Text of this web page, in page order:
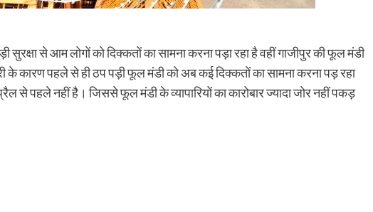
से आम लोगों को दिक्कतों का सामना करना पड़ा रहा है वहीं गाजीपुर की फूल मंडी
के कारण पहले से ही ठप पड़ी फूल मंडी को अब कई दिक्कतों का सामना करना पड़ रहा
से पहले नहीं है। जिससे फूल मंडी के व्यापारियों का कारोबार ज्यादा जोर नहीं पकड़